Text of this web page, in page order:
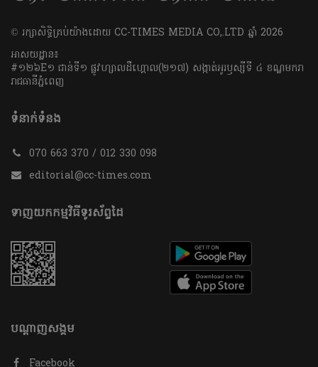
​© រក្សា​សិទ្ធិ​គ្រប់​យ៉ាង​ដោយ​ CC-TIMES MEDIA CO,.LTD ឆ្នាំ​ 2026
អាសយដ្ឋាន៖
#១២៦E១ ជាន់ទី១ ផ្លូវហ្សាលដឺហ្គោល(២១៧) សង្កាត់អូរឫស្សីទី ៤ ខណ្ឌមករា
រាជធានីភ្នំពេញ
ទំនាក់ទំនង
070 663 370 / 012 330 098
editorial@cc-times.com
ទាញយកកម្មវិធីទូរស័ព្ទដៃ
បណ្តាញសង្គម